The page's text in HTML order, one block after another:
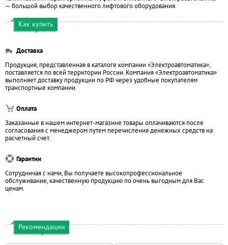
— большой выбор качественного лифтового оборудования.
Как купить
Доставка
Продукция, представленная в каталоге компании «Электроавтоматика»,
поставляется по всей территории России. Компания «Электроавтоматика»
выполняет доставку продукции по РФ через удобные покупателям
транспортные компании.
Оплата
Заказанные в нашем интернет-магазине товары оплачиваются после
согласования с менеджером путем перечисления денежных средств на
расчетный счет.
Гарантии
Сотрудничая с нами, Вы получаете высокопрофессиональное
обслуживание, качественную продукцию по очень выгодным для Вас
ценам.
Рекомендации